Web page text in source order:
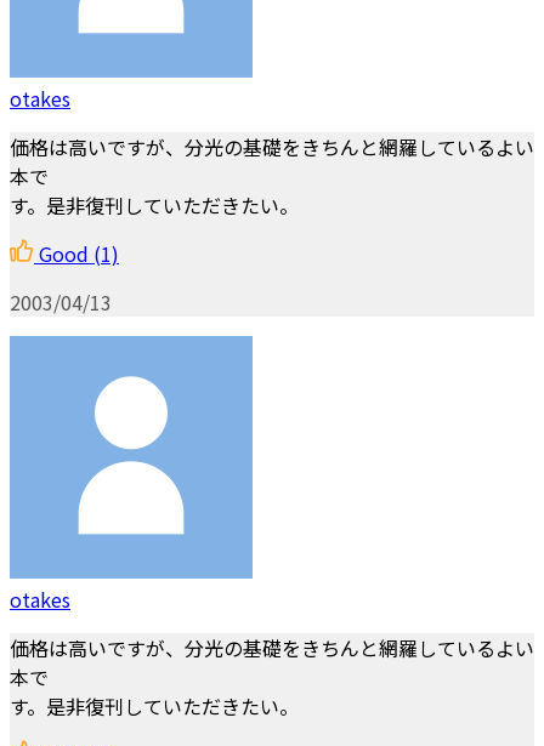
otakes
価格は高いですが、分光の基礎をきちんと網羅しているよい
本で
す。是非復刊していただきたい。
Good (1)
2003/04/13
otakes
価格は高いですが、分光の基礎をきちんと網羅しているよい
本で
す。是非復刊していただきたい。